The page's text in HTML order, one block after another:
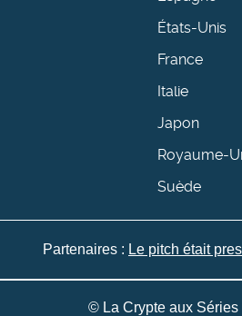
États-Unis
France
Italie
Japon
Royaume-
Suède
Partenaires : Le pitch était
© La Crypte aux Séries